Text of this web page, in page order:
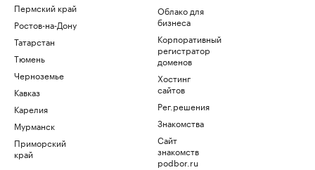
Пермский край
Ростов-на-Дону
Татарстан
Тюмень
Черноземье
Кавказ
Карелия
Мурманск
Приморский
край
Облако для
бизнеса
Корпоративный
регистратор
доменов
Хостинг
сайтов
Рег.решения
Знакомства
Сайт
знакомств
podbor.ru